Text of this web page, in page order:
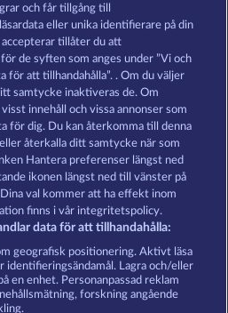
Fort Brave
Sekretesspolicy Avtryck
FAQ Partnerprogram
om att ångra köpet
och får tillgång till
eller unika identifierare på din
accepterar tillåter du att
de syften som anges under ”Vi och
för att tillhandahålla”. . Om du väljer
samtycke inaktiveras de. Om
innehåll och vissa annonser som
för dig. Du kan återkomma till denna
återkalla ditt samtycke när som
Hantera preferenser längst ned
ikonen längst ned till vänster på
val kommer att ha effekt inom
finns i vår integritetspolicy.
data för att tillhandahålla:
geografisk positionering. Aktivt läsa
identifieringsändamål. Lagra och/eller
en enhet. Personanpassad reklam
forskning angående